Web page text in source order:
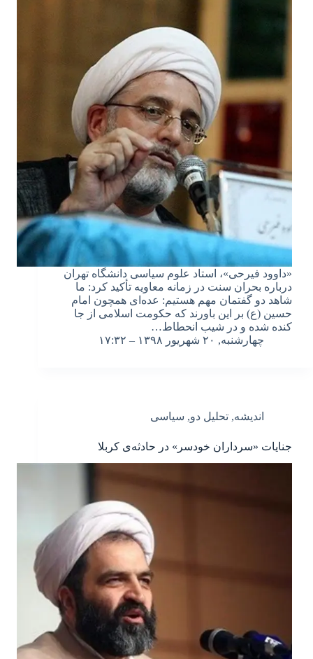
«داوود فیرحی»، استاد علوم سیاسی دانشگاه تهران
درباره بحران سنت در زمانه معاویه تأکید کرد: ما
شاهد دو گفتمان مهم هستیم: عده‌ای همچون امام
حسین (ع) بر این باورند که حکومت اسلامی از جا
کنده شده و در شیب انحطاط…
چهارشنبه, ۲۰ شهریور ۱۳۹۸ – ۱۷:۳۲
اندیشه, تحلیل دو, سیاسی
جنایات «سرداران خودسر» در حادثه‌ی کربلا